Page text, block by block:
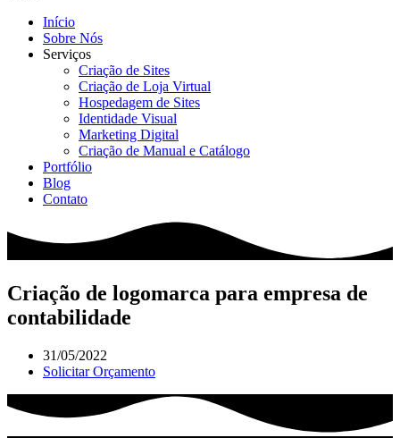
Início
Sobre Nós
Serviços
Criação de Sites
Criação de Loja Virtual
Hospedagem de Sites
Identidade Visual
Marketing Digital
Criação de Manual e Catálogo
Portfólio
Blog
Contato
Criação de logomarca para empresa de
contabilidade
31/05/2022
Solicitar Orçamento